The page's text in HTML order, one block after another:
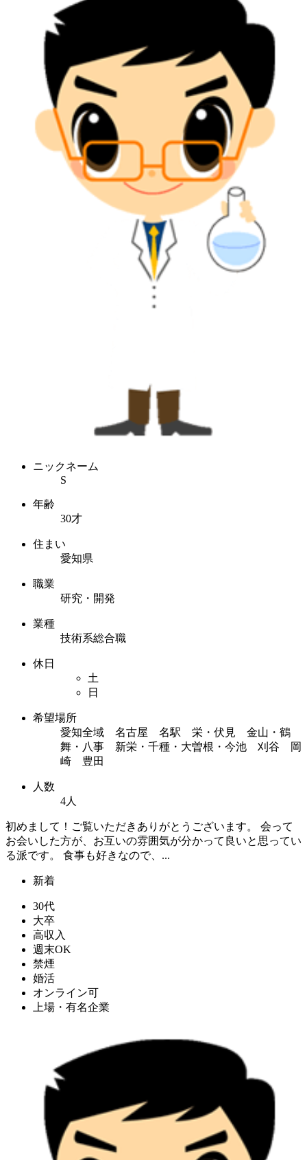
ニックネーム
S
年齢
30才
住まい
愛知県
職業
研究・開発
業種
技術系総合職
休日
土
日
希望場所
愛知全域 名古屋 名駅 栄・伏見 金山・鶴
舞・八事 新栄・千種・大曽根・今池 刈谷 岡
崎 豊田
人数
4人
初めまして！ご覧いただきありがとうございます。 会って
お会いした方が、お互いの雰囲気が分かって良いと思ってい
る派です。 食事も好きなので、...
新着
30代
大卒
高収入
週末OK
禁煙
婚活
オンライン可
上場・有名企業